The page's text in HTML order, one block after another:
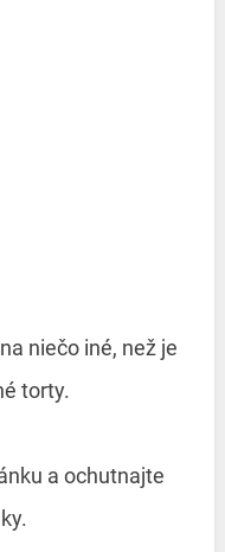
niečo iné, než je
torty.
a ochutnajte